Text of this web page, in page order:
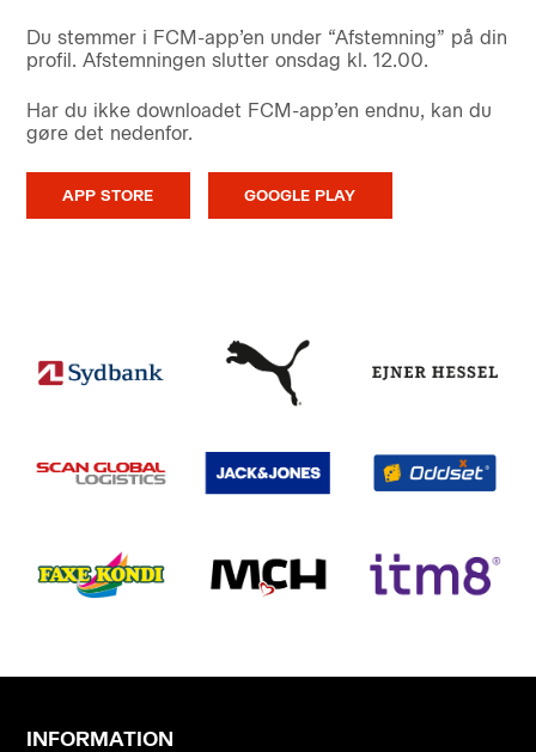
Du stemmer i FCM-app’en under “Afstemning” på din
profil. Afstemningen slutter onsdag kl. 12.00.
Har du ikke downloadet FCM-app’en endnu, kan du
gøre det nedenfor.
APP STORE GOOGLE PLAY
INFORMATION